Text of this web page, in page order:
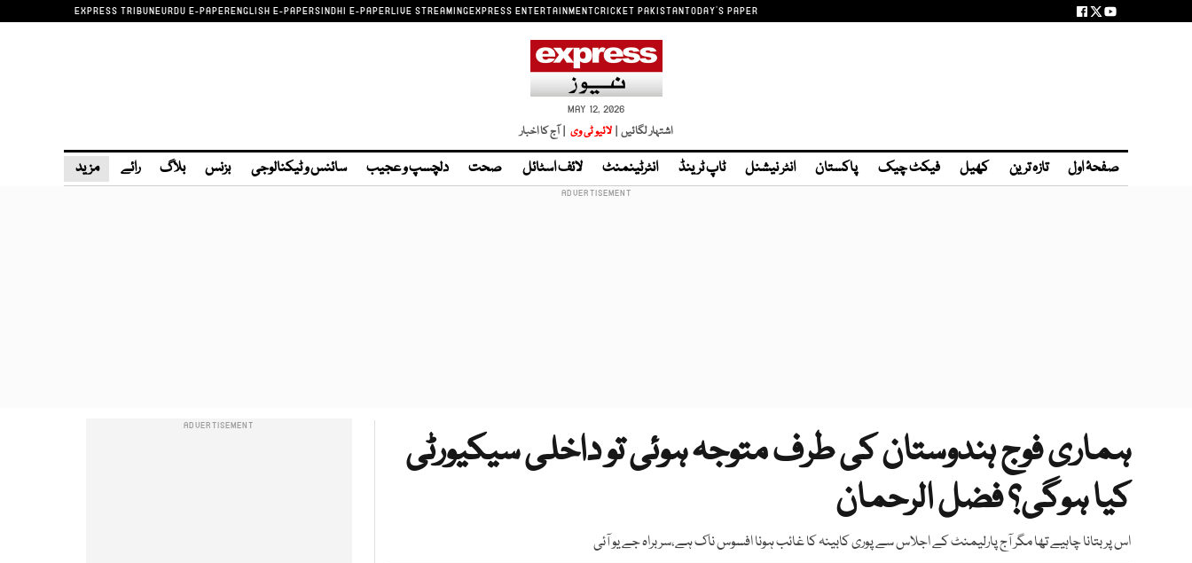
EXPRESS TRIBUNEURDU E-PAPERENGLISH E-PAPERSINDHI E-PAPERLIVE STREAMINGEXPRESS ENTERTAINMENTCRICKET PAKISTANTODAY'S PAPER
MAY 12, 2026
اشتہار لگائیں | لائیو ٹی وی | آج کا اخبار
صفحۂ اول تازہ ترین کھیل فیکٹ چیک پاکستان انٹر نیشنل ٹاپ ٹرینڈ انٹرٹینمنٹ لائف اسٹائل صحت دلچسپ و عجیب سائنس و ٹیکنالوجی بزنس بلاگ رائے مزید
ہماری فوج ہندوستان کی طرف متوجہ ہوئی تو داخلی سیکیورٹی
کیا ہوگی؟ فضل الرحمان
اس پر بتانا چاہیے تھا مگر آج پارلیمنٹ کے اجلاس سے پوری کابینہ کا غائب ہونا افسوس ناک ہے،سربراہ جے یو آئی